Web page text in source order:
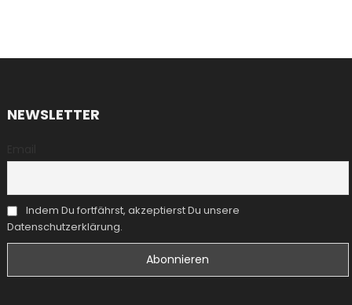
NEWSLETTER
Indem Du fortfährst, akzeptierst Du unsere
Datenschutzerklärung.